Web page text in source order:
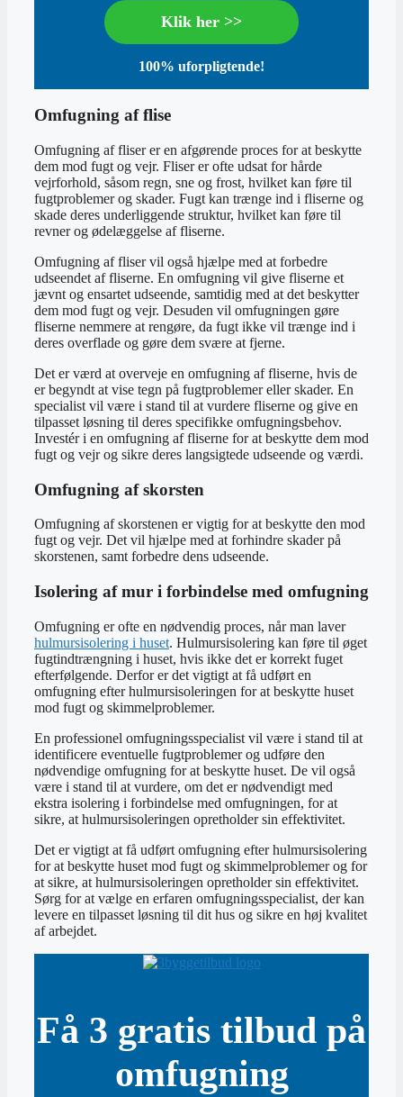
Klik her >>
100% uforpligtende!
Omfugning af flise
Omfugning af fliser er en afgørende proces for at beskytte
dem mod fugt og vejr. Fliser er ofte udsat for hårde
vejrforhold, såsom regn, sne og frost, hvilket kan føre til
fugtproblemer og skader. Fugt kan trænge ind i fliserne og
skade deres underliggende struktur, hvilket kan føre til
revner og ødelæggelse af fliserne.
Omfugning af fliser vil også hjælpe med at forbedre
udseendet af fliserne. En omfugning vil give fliserne et
jævnt og ensartet udseende, samtidig med at det beskytter
dem mod fugt og vejr. Desuden vil omfugningen gøre
fliserne nemmere at rengøre, da fugt ikke vil trænge ind i
deres overflade og gøre dem svære at fjerne.
Det er værd at overveje en omfugning af fliserne, hvis de
er begyndt at vise tegn på fugtproblemer eller skader. En
specialist vil være i stand til at vurdere fliserne og give en
tilpasset løsning til deres specifikke omfugningsbehov.
Investér i en omfugning af fliserne for at beskytte dem mod
fugt og vejr og sikre deres langsigtede udseende og værdi.
Omfugning af skorsten
Omfugning af skorstenen er vigtig for at beskytte den mod
fugt og vejr. Det vil hjælpe med at forhindre skader på
skorstenen, samt forbedre dens udseende.
Isolering af mur i forbindelse med omfugning
Omfugning er ofte en nødvendig proces, når man laver
hulmursisolering i huset. Hulmursisolering kan føre til øget
fugtindtrængning i huset, hvis ikke det er korrekt fuget
efterfølgende. Derfor er det vigtigt at få udført en
omfugning efter hulmursisoleringen for at beskytte huset
mod fugt og skimmelproblemer.
En professionel omfugningsspecialist vil være i stand til at
identificere eventuelle fugtproblemer og udføre den
nødvendige omfugning for at beskytte huset. De vil også
være i stand til at vurdere, om det er nødvendigt med
ekstra isolering i forbindelse med omfugningen, for at
sikre, at hulmursisoleringen opretholder sin effektivitet.
Det er vigtigt at få udført omfugning efter hulmursisolering
for at beskytte huset mod fugt og skimmelproblemer og for
at sikre, at hulmursisoleringen opretholder sin effektivitet.
Sørg for at vælge en erfaren omfugningsspecialist, der kan
levere en tilpasset løsning til dit hus og sikre en høj kvalitet
af arbejdet.
Få 3 gratis tilbud på
omfugning